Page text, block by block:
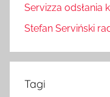
Servizza odsłania
Stefan Serviński
Tagi